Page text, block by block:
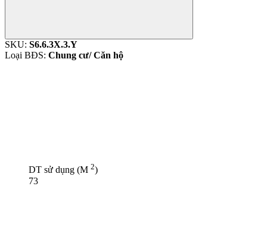
SKU: S6.6.3X.3.Y
Loại BĐS: Chung cư/ Căn hộ
DT sử dụng (M 2)
73